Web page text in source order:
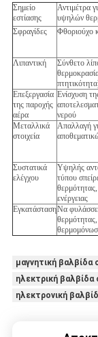
Σημείο
εστίασης
Αντιμέτρα
υψηλών
Σφραγίδες
Φθοριούχο
Λιπαντική
Σύνθετο
Επεξεργασία
της παροχής
αέρα
Ενίσχυση
νερού
Μεταλλικά
στοιχεία
Απαλλαγή
Συστατικά
ελέγχου
Υψηλής
τύπου
ενέργειας
ΕγκατάστασηΝα
μαγνητική βαλβίδα
ηλεκτρική
ηλεκτρονική